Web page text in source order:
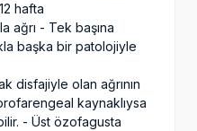
hafta
ağrı - Tek başına
başka bir patolojiyle
disfajiyle olan ağrının
kaynaklıysa
- Üst özofagusta